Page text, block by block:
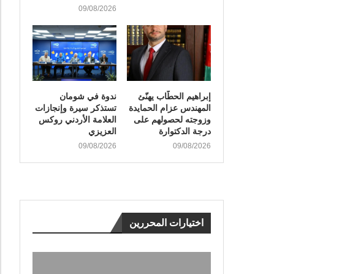
09/08/2026
إبراهيم الحطّاب يهنّئ
المهندس عزام الحمايدة
وزوجته لحصولهم على
درجة الدكتوارة
09/08/2026
ندوة في شومان
تستذكر سيرة وإنجازات
العلامة الأردني روكس
العزيزي
09/08/2026
اختيارات المحررين